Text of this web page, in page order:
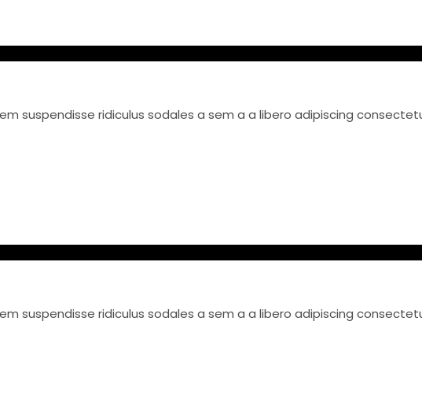
suspendisse ridiculus sodales a sem a a libero adipiscing
suspendisse ridiculus sodales a sem a a libero adipiscing